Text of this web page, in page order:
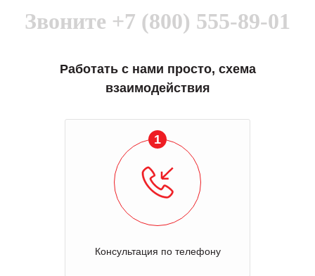
Звоните +7 (800) 555-89-01
Работать с нами просто, схема
взаимодействия
1
Консультация по телефону